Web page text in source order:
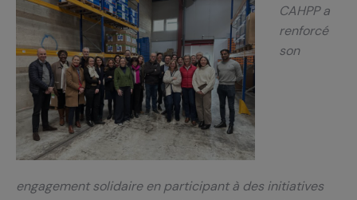
CAHPP a
renforcé
son
engagement solidaire en participant à des initiatives